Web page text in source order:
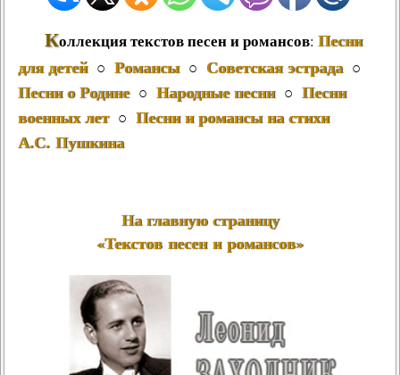
Коллекция текстов песен и романсов: Песни
для детей○ Романсы○ Советская эстрада○
Песни о Родине○ Народные песни○ Песни
военных лет○ Песни и романсы на стихи
А.С. Пушкина
На главную страницу
«Текстов песен и романсов»